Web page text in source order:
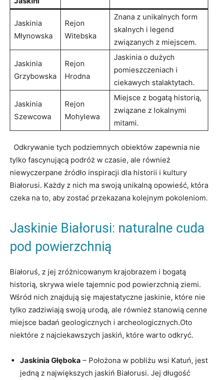
Jaskinia
Młynowska
Rejon‍
Witebska
Znana⁣ z ‌unikalnych form
skalnych⁤ i legend
związanych z ‌miejscem.
Jaskinia
Grzybowska
Rejon
Hrodna
Jaskinia o dużych
pomieszczeniach i
ciekawych⁤ stalaktytach.
Jaskinia
Szewcowa
Rejon
Mohylewa
Miejsce z bogatą historią,
związane z lokalnymi‍
mitami.
⁤ ​ Odkrywanie‍ tych podziemnych obiektów⁣ zapewnia nie
tylko fascynującą podróż w czasie, ale również
niewyczerpane źródło⁤ inspiracji dla historii‌ i kultury‍
Białorusi.⁣ Każdy z ⁤nich ma swoją unikalną opowieść,⁤ która
czeka na ‌to, aby zostać przekazana kolejnym ‌pokoleniom.
Jaskinie Białorusi: naturalne ⁤cuda
pod powierzchnią
Białoruś, z jej⁣ zróżnicowanym krajobrazem‍ i bogatą
historią, skrywa ‌wiele tajemnic ‍pod powierzchnią⁢ ziemi.
Wśród nich znajdują się majestatyczne jaskinie, które nie
tylko zadziwiają swoją⁤ urodą, ale również stanowią cenne
miejsce badań geologicznych i archeologicznych.Oto⁤
niektóre z najciekawszych⁣ jaskiń, które ⁤warto odkryć.
Jaskinia Głęboka – ‌Położona w pobliżu wsi Katuń, jest
jedną⁣ z ‌największych jaskiń Białorusi. ⁣Jej długość